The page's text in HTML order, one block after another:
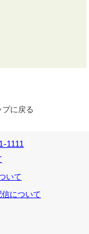
プに戻る
1111
いて
信について